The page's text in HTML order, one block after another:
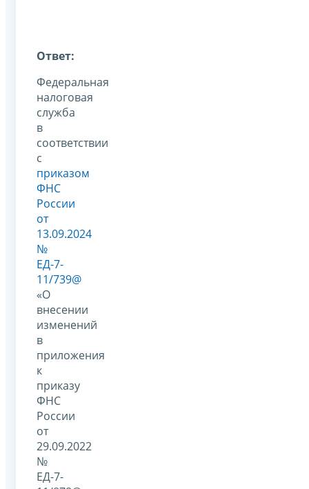
Ответ:
Федеральная
налоговая
служба
в
соответствии
с
приказом
ФНС
России
от
13.09.2024
№
ЕД-7-
11/739@
«О
внесении
изменений
в
приложения
к
приказу
ФНС
России
от
29.09.2022
№
ЕД-7-